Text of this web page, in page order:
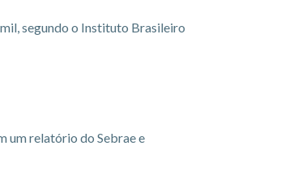
segundo o Instituto Brasileiro
um relatório do Sebrae e